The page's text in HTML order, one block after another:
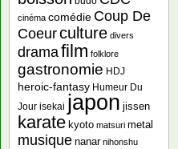
cinéma comédie Coup De
Coeurculture divers
dramafilm folklore
gastronomie HDJ
heroic-fantasy Humeur Du
Jour isekai japon jissen
karate kyoto matsuri metal
musique nanar nihonshu